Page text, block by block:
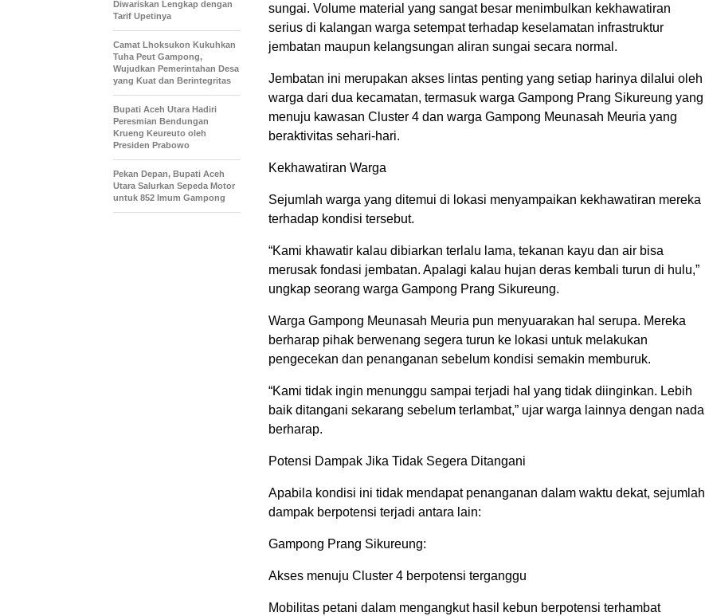
sungai. Volume material yang sangat besar menimbulkan kekhawatiran
serius di kalangan warga setempat terhadap keselamatan infrastruktur
jembatan maupun kelangsungan aliran sungai secara normal.
Jembatan ini merupakan akses lintas penting yang setiap harinya dilalui oleh
warga dari dua kecamatan, termasuk warga Gampong Prang Sikureung yang
menuju kawasan Cluster 4 dan warga Gampong Meunasah Meuria yang
beraktivitas sehari-hari.
Kekhawatiran Warga
Sejumlah warga yang ditemui di lokasi menyampaikan kekhawatiran mereka
terhadap kondisi tersebut.
“Kami khawatir kalau dibiarkan terlalu lama, tekanan kayu dan air bisa
merusak fondasi jembatan. Apalagi kalau hujan deras kembali turun di hulu,”
ungkap seorang warga Gampong Prang Sikureung.
Warga Gampong Meunasah Meuria pun menyuarakan hal serupa. Mereka
berharap pihak berwenang segera turun ke lokasi untuk melakukan
pengecekan dan penanganan sebelum kondisi semakin memburuk.
“Kami tidak ingin menunggu sampai terjadi hal yang tidak diinginkan. Lebih
baik ditangani sekarang sebelum terlambat,” ujar warga lainnya dengan nada
berharap.
Potensi Dampak Jika Tidak Segera Ditangani
Apabila kondisi ini tidak mendapat penanganan dalam waktu dekat, sejumlah
dampak berpotensi terjadi antara lain:
Gampong Prang Sikureung:
Akses menuju Cluster 4 berpotensi terganggu
Mobilitas petani dalam mengangkut hasil kebun berpotensi terhambat
Diwariskan Lengkap dengan
Tarif Upetinya
Camat Lhoksukon Kukuhkan
Tuha Peut Gampong,
Wujudkan Pemerintahan Desa
yang Kuat dan Berintegritas
Bupati Aceh Utara Hadiri
Peresmian Bendungan
Krueng Keureuto oleh
Presiden Prabowo
Pekan Depan, Bupati Aceh
Utara Salurkan Sepeda Motor
untuk 852 Imum Gampong